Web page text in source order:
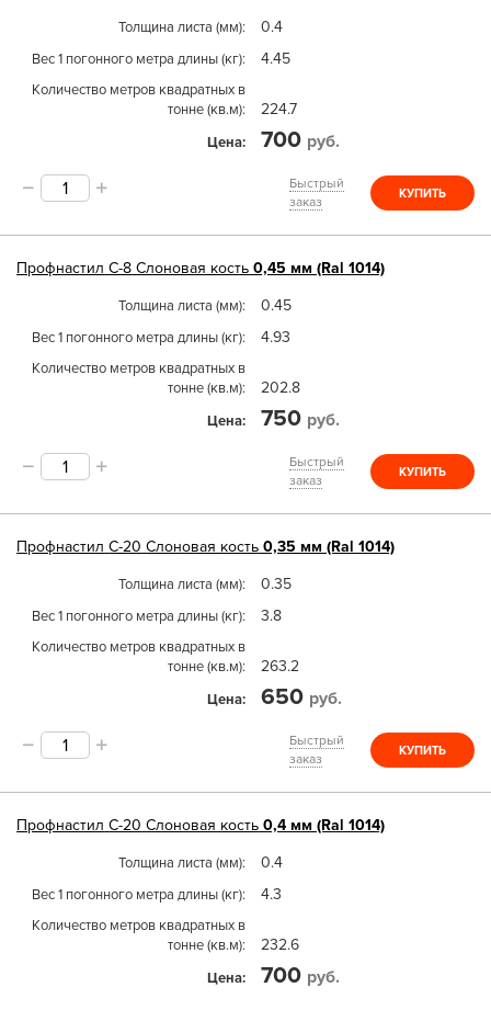
Толщина листа (мм) 0.4
Вес 1 погонного метра длины (кг) 4.45
Количество метров квадратных в
тонне (кв.м)
224.7
Цена 700 руб.
Быстрый
заказ
КУПИТЬ
Профнастил С-8 Слоновая кость 0,45 мм (Ral 1014)
Толщина листа (мм) 0.45
Вес 1 погонного метра длины (кг) 4.93
Количество метров квадратных в
тонне (кв.м)
202.8
Цена 750 руб.
Быстрый
заказ
КУПИТЬ
Профнастил С-20 Слоновая кость 0,35 мм (Ral 1014)
Толщина листа (мм) 0.35
Вес 1 погонного метра длины (кг) 3.8
Количество метров квадратных в
тонне (кв.м)
263.2
Цена 650 руб.
Быстрый
заказ
КУПИТЬ
Профнастил С-20 Слоновая кость 0,4 мм (Ral 1014)
Толщина листа (мм) 0.4
Вес 1 погонного метра длины (кг) 4.3
Количество метров квадратных в
тонне (кв.м)
232.6
Цена 700 руб.